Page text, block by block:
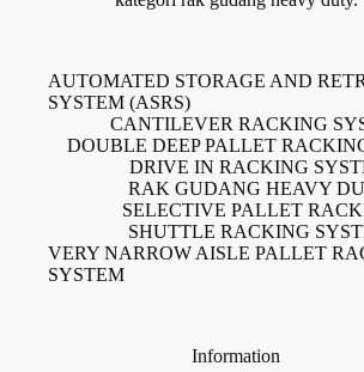
AUTOMATED STORAGE AND
SYSTEM (ASRS)
CANTILEVER RACKING
DOUBLE DEEP PALLET
DRIVE IN RACKING
RAK GUDANG HEAVY
SELECTIVE PALLET
SHUTTLE RACKING
VERY NARROW AISLE PALLET
SYSTEM
Information